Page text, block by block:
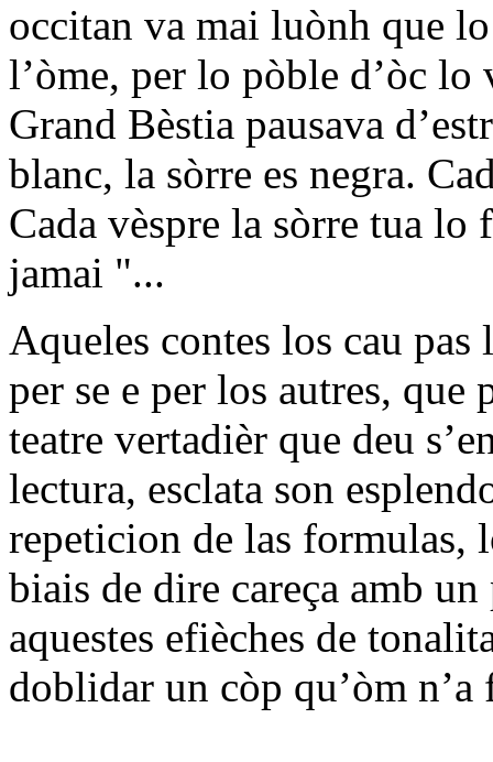
occitan va mai luònh que
l’òme, per lo pòble d’òc
Grand Bèstia pausava
blanc, la sòrre es negra.
Cada vèspre la sòrre tua lo
jamai "...
Aqueles contes los cau
per se e per los autres, que
teatre vertadièr que deu
lectura, esclata son
repeticion de las formulas,
biais de dire careça amb
aquestes efièches de
doblidar un còp qu’òm n’a